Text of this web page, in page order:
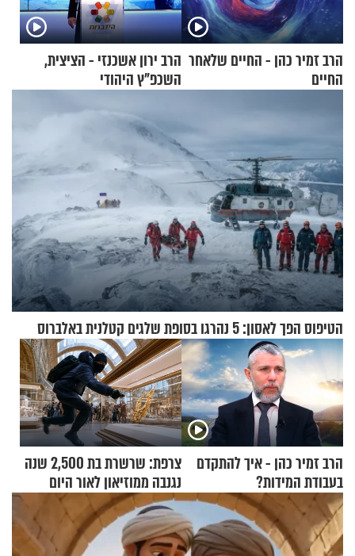
הרב זמיר כהן - החיים שלאחר
החיים
הרב ירון אשכנזי - הציצית,
השכפ"ץ היהודי
הטיפוס הפך לאסון: 5 נהרגו בסופת שלגים קטלנית באלברוס
הרב זמיר כהן - איך להתקדם
בעבודת המידות?
צרפת: שרשרת בת 2,500 שנה
נגנבה ממוזיאון לאור היום